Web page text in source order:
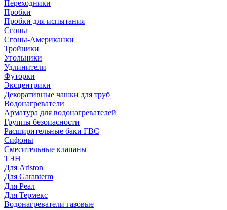
Переходники
Пробки
Пробки для испытания
Сгоны
Сгоны-Американки
Тройники
Угольники
Удлинители
Футорки
Эксцентрики
Декоративные чашки для труб
Водонагреватели
Арматура для водонагревателей
Группы безопасности
Расширительные баки ГВС
Сифоны
Смесительные клапаны
ТЭН
Для Ariston
Для Garanterm
Для Реал
Для Термекс
Водонагреватели газовые